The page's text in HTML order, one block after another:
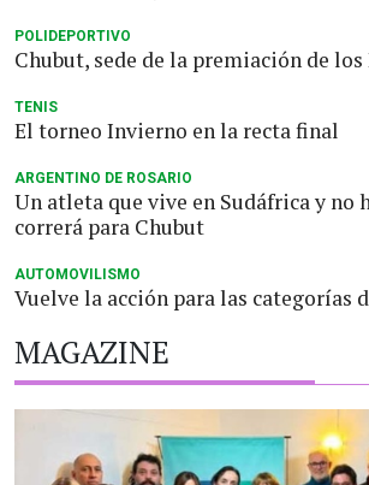
POLIDEPORTIVO
Chubut, sede de la premiación de los
TENIS
El torneo Invierno en la recta final
ARGENTINO DE ROSARIO
Un atleta que vive en Sudáfrica y no
correrá para Chubut
AUTOMOVILISMO
Vuelve la acción para las categorías
MAGAZINE